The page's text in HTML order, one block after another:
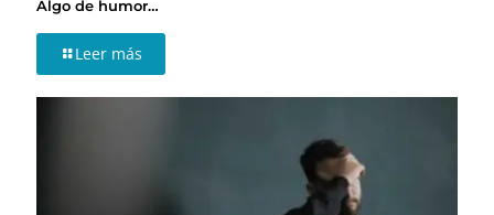
Algo de humor…
Leer más